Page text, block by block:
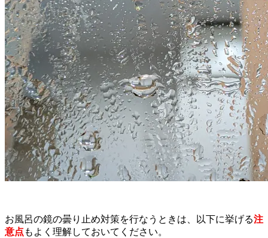
お風呂の鏡の曇り止め対策を行なうときは、以下に挙げる注
意点 もよく理解しておいてください。